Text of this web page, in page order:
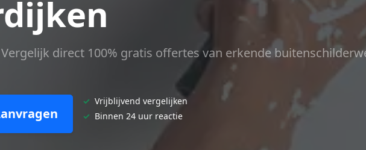
direct 100% gratis offertes van erkende
✓ Vrijblijvend vergelijken
✓ Binnen 24 uur reactie